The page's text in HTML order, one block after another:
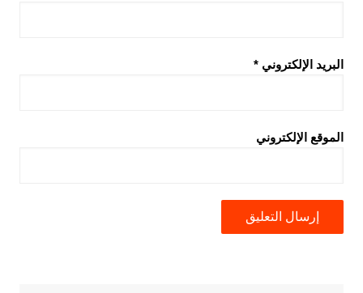
البريد الإلكتروني *
الموقع الإلكتروني